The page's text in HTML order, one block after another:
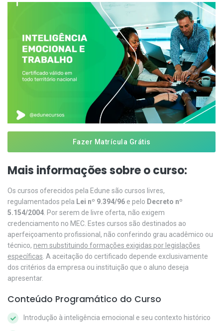
Fazer Matrícula Grátis
Mais informações sobre o curso:
Os cursos oferecidos pela Edune são cursos livres,
regulamentados pela Lei nº 9.394/96 e pelo Decreto nº
5.154/2004 . Por serem de livre oferta, não exigem
credenciamento no MEC. Estes cursos são destinados ao
aperfeiçoamento profissional, não conferindo grau acadêmico ou
técnico, nem substituindo formações exigidas por legislações
específicas . A aceitação do certificado depende exclusivamente
dos critérios da empresa ou instituição que o aluno deseja
apresentar.
Conteúdo Programático do Curso
Introdução à inteligência emocional e seu contexto histórico